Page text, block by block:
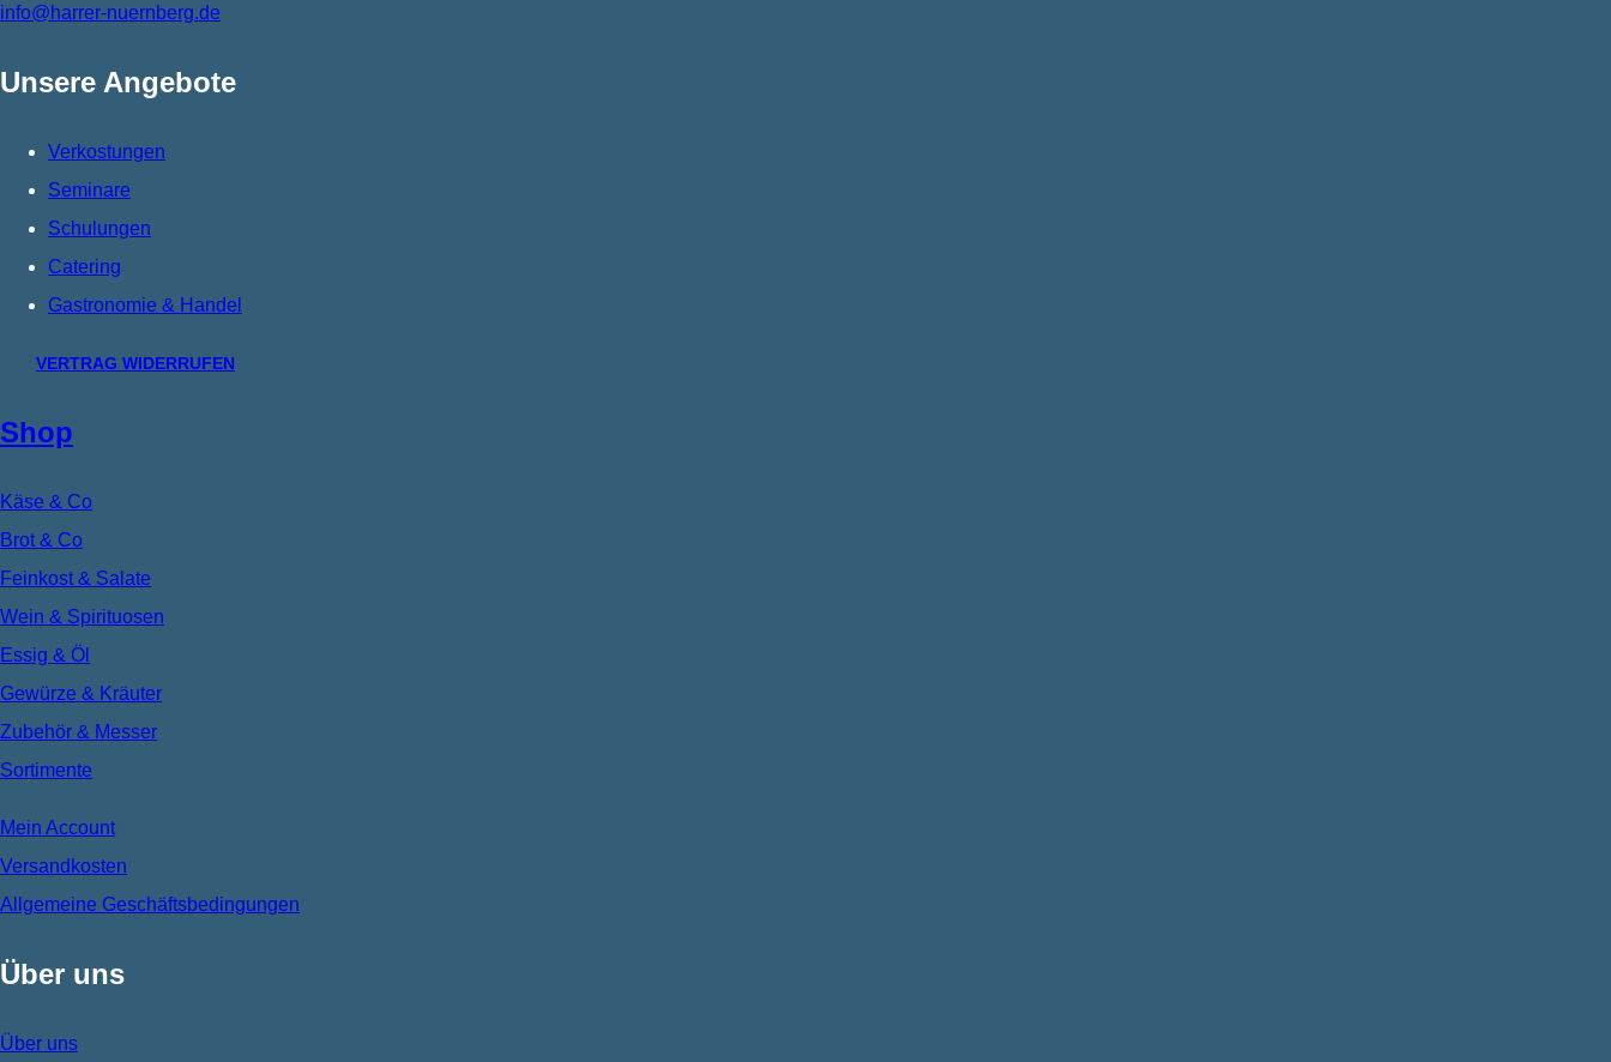
info@harrer-nuernberg.de
Unsere Angebote
Verkostungen
Seminare
Schulungen
Catering
Gastronomie & Handel
VERTRAG WIDERRUFEN
Shop
Käse & Co
Brot & Co
Feinkost & Salate
Wein & Spirituosen
Essig & Öl
Gewürze & Kräuter
Zubehör & Messer
Sortimente
Mein Account
Versandkosten
Allgemeine Geschäftsbedingungen
Über uns
Über uns